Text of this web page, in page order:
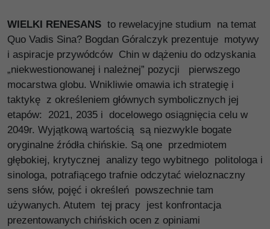
WIELKI RENESANS to rewelacyjne studium na temat
Quo Vadis Sina? Bogdan Góralczyk prezentuje motywy
i aspiracje przywódców Chin w dążeniu do odzyskania
„niekwestionowanej i należnej” pozycji pierwszego
mocarstwa globu. Wnikliwie omawia ich strategię i
taktykę z określeniem głównych symbolicznych jej
etapów: 2021, 2035 i docelowego osiągnięcia celu w
2049r. Wyjątkową wartością są niezwykle bogate
oryginalne źródła chińskie. Są one przedmiotem
głębokiej, krytycznej analizy tego wybitnego politologa i
sinologa, potrafiącego trafnie odczytać wieloznaczny
sens słów, pojęć i określeń powszechnie tam
używanych. Atutem tej pracy jest konfrontacja
prezentowanych chińskich ocen z opiniami